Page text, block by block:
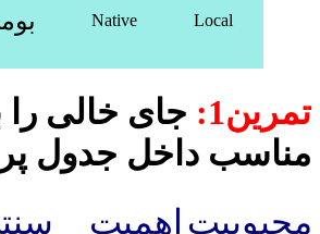
Native Local
تمرین1:
جای خالی را
مناسب داخل جدول پر
اهمیت محبوبیت